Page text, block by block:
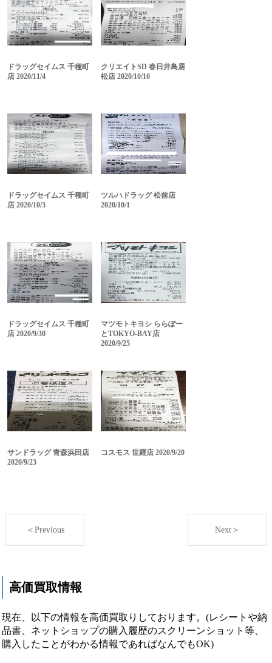
ドラッグセイムス 千種町
店 2020/11/4
クリエイトSD 春日井鳥居
松店 2020/10/10
ドラッグセイムス 千種町
店 2020/10/3
ツルハドラッグ 松前店
2020/10/1
ドラッグセイムス 千種町
店 2020/9/30
マツモトキヨシ ららぽー
とTOKYO-BAY店
2020/9/25
サンドラッグ 青森浜田店
2020/9/23
コスモス 世羅店 2020/9/20
＜Previous Next＞
高価買取情報
現在、以下の情報を高価買取りしております。(レシートや納
品書、ネットショップの購入履歴のスクリーンショット等、
購入したことがわかる情報であればなんでもOK)